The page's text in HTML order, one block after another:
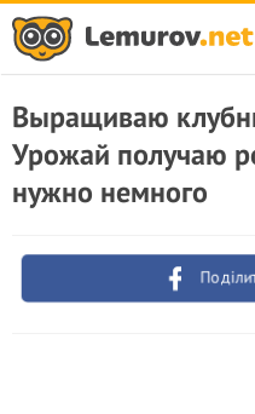
Выращиваю
Урожай получаю
нужно немного